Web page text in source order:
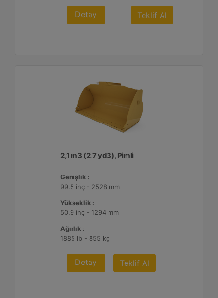
Detay Teklif Al
2,1 m3 (2,7 yd3), Pimli
Genişlik :
99.5 inç - 2528 mm
Yükseklik :
50.9 inç - 1294 mm
Ağırlık :
1885 lb - 855 kg
Detay Teklif Al